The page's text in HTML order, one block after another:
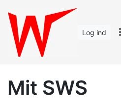
Log ind
Mit SWS